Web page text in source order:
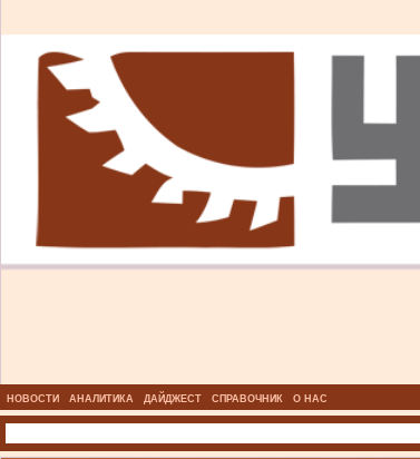
НОВОСТИ АНАЛИТИКА ДАЙДЖЕСТ СПРАВОЧНИК О НАС